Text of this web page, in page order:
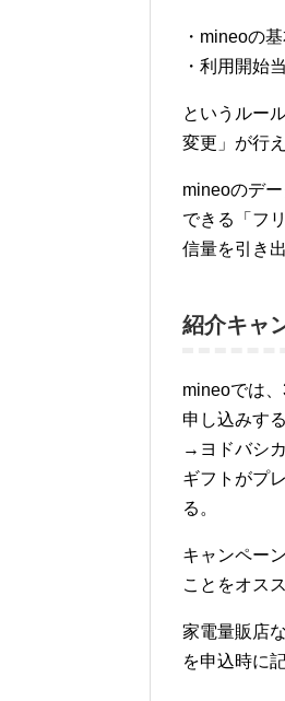
・mineoの
・利用開始
というルー
変更」が行
mineoのデ
できる「フ
信量を引き
紹介キャ
mineoでは
申し込みす
→ヨドバシ
ギフトがプ
る。
キャンペー
ことをオスス
家電量販店
を申込時に